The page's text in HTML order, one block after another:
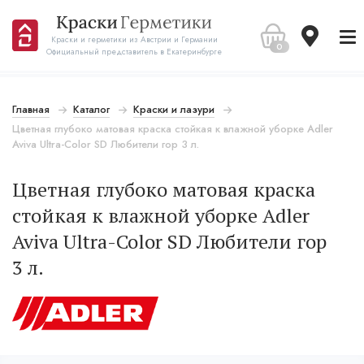
Краски и герметики из Австрии и Германии
Официальный представитель в Екатеринбурге
0
Главная Каталог
Краски и лазури
Цветная глубоко матовая краска стойкая к влажной уборке Adler
Aviva Ultra-Color SD Любители гор 3 л.
Цветная глубоко матовая краска
стойкая к влажной уборке Adler
Aviva Ultra-Color SD Любители гор
3 л.